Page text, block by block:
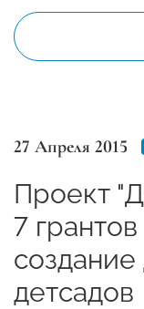
27 Апреля 2015
Проект
7
детсадов